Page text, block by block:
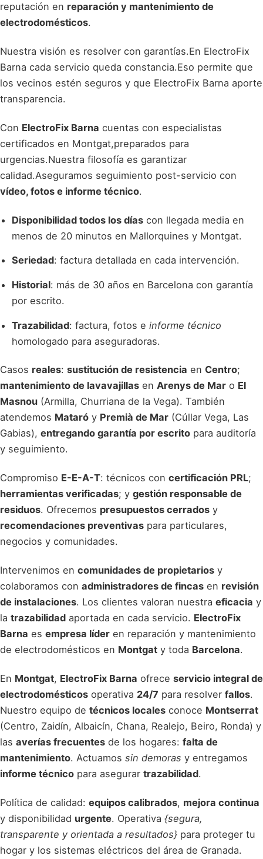
reputación en reparación y mantenimiento de
electrodomésticos.
Nuestra visión es resolver con garantías.En ElectroFix
Barna cada servicio queda constancia.Eso permite que
los vecinos estén seguros y que ElectroFix Barna aporte
transparencia.
Con ElectroFix Barna cuentas con especialistas
certificados en Montgat,preparados para
urgencias.Nuestra filosofía es garantizar
calidad.Aseguramos seguimiento post-servicio con
vídeo, fotos e informe técnico.
Disponibilidad todos los días con llegada media en
menos de 20 minutos en Mallorquines y Montgat.
Seriedad: factura detallada en cada intervención.
Historial: más de 30 años en Barcelona con garantía
por escrito.
Trazabilidad: factura, fotos e informe técnico
homologado para aseguradoras.
Casos reales: sustitución de resistencia en Centro;
mantenimiento de lavavajillas en Arenys de Mar o El
Masnou (Armilla, Churriana de la Vega). También
atendemos Mataró y Premià de Mar (Cúllar Vega, Las
Gabias), entregando garantía por escrito para auditoría
y seguimiento.
Compromiso E-E-A-T: técnicos con certificación PRL;
herramientas verificadas; y gestión responsable de
residuos. Ofrecemos presupuestos cerrados y
recomendaciones preventivas para particulares,
negocios y comunidades.
Intervenimos en comunidades de propietarios y
colaboramos con administradores de fincas en revisión
de instalaciones. Los clientes valoran nuestra eficacia y
la trazabilidad aportada en cada servicio. ElectroFix
Barna es empresa líder en reparación y mantenimiento
de electrodomésticos en Montgat y toda Barcelona.
En Montgat, ElectroFix Barna ofrece servicio integral de
electrodomésticos operativa 24/7 para resolver fallos.
Nuestro equipo de técnicos locales conoce Montserrat
(Centro, Zaidín, Albaicín, Chana, Realejo, Beiro, Ronda) y
las averías frecuentes de los hogares: falta de
mantenimiento. Actuamos sin demoras y entregamos
informe técnico para asegurar trazabilidad.
Política de calidad: equipos calibrados, mejora continua
y disponibilidad urgente. Operativa {segura,
transparente y orientada a resultados} para proteger tu
hogar y los sistemas eléctricos del área de Granada.